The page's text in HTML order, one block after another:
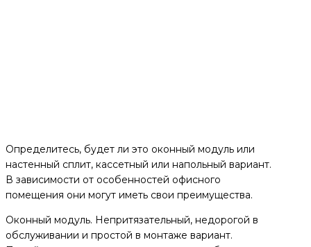
Определитесь, будет ли это оконный модуль или
настенный сплит, кассетный или напольный вариант.
В зависимости от особенностей офисного
помещения они могут иметь свои преимущества.
Оконный модуль. Непритязательный, недорогой в
обслуживании и простой в монтаже вариант.